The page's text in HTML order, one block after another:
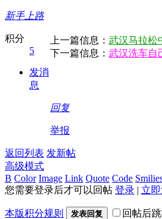
新手上路
积分
5
发消
息
上一篇信息： 武汉马拉松
下一篇信息： 武汉洗车自
回复
举报
返回列表 发新帖
高级模式
B Color Image Link Quote Code
您需要登录后才可以回帖 登录 | 立
本版积分规则 发表回复 回帖后